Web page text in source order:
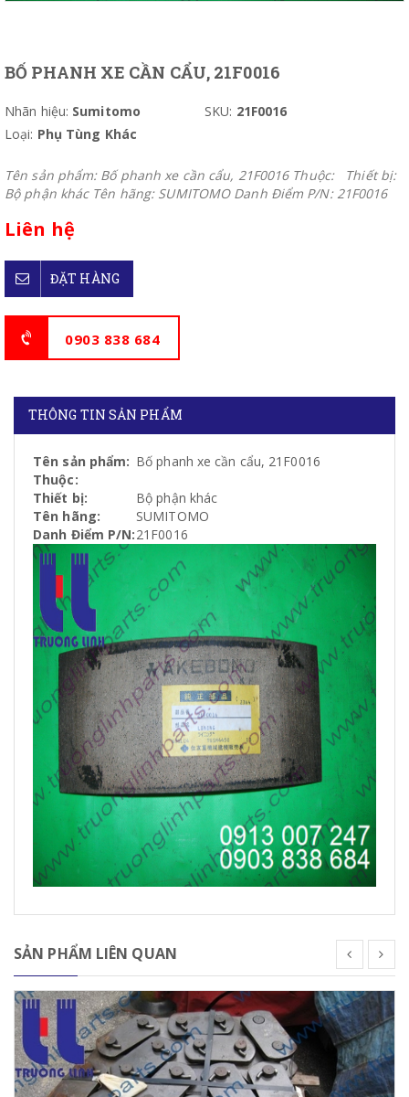
BỐ PHANH XE CẦN CẨU, 21F0016
Nhãn hiệu: Sumitomo SKU: 21F0016
Loại: Phụ Tùng Khác
Tên sản phẩm: Bố phanh xe cần cẩu, 21F0016 Thuộc: Thiết bị:
Bộ phận khác Tên hãng: SUMITOMO Danh Điểm P/N: 21F0016
Liên hệ
ĐẶT HÀNG
0903 838 684
THÔNG TIN SẢN PHẨM
Tên sản phẩm: Bố phanh xe cần cẩu, 21F0016
Thuộc:
Thiết bị:
Bộ phận khác
Tên hãng:
SUMITOMO
Danh Điểm P/N:21F0016
SẢN PHẨM LIÊN QUAN